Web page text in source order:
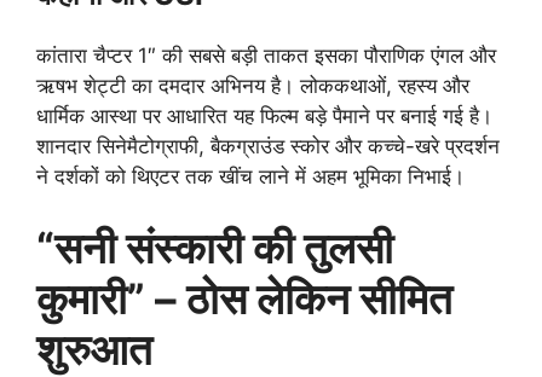
कांतारा चैप्टर 1″ की सबसे बड़ी ताकत इसका पौराणिक एंगल और
ऋषभ शेट्टी का दमदार अभिनय है। लोककथाओं, रहस्य और
धार्मिक आस्था पर आधारित यह फिल्म बड़े पैमाने पर बनाई गई है।
शानदार सिनेमैटोग्राफी, बैकग्राउंड स्कोर और कच्चे-खरे प्रदर्शन
ने दर्शकों को थिएटर तक खींच लाने में अहम भूमिका निभाई।
“सनी संस्कारी की तुलसी
कुमारी” – ठोस लेकिन सीमित
शुरुआत